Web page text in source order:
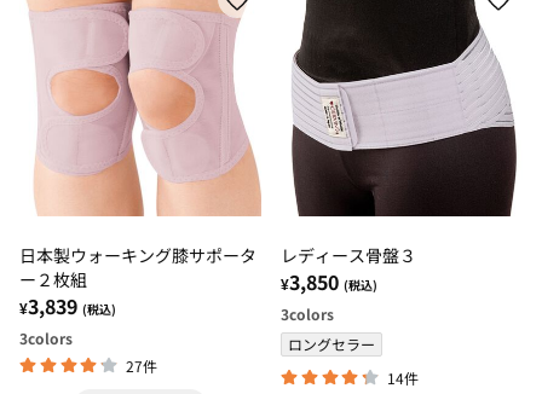
日本製ウォーキング膝サポータ
ー２枚組
¥3,839 (税込)
3colors
27件
レディース骨盤３
¥3,850 (税込)
3colors
ロングセラー
14件